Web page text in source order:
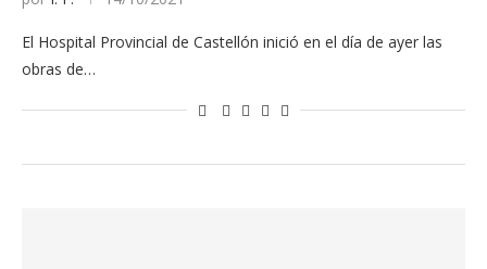
El Hospital Provincial de Castellón inició en el día de ayer las
obras de…